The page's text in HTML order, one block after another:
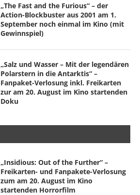
„The Fast and the Furious“ – der
Action-Blockbuster aus 2001 am 1.
September noch einmal im Kino (mit
Gewinnspiel)
„Salz und Wasser – Mit der legendären
Polarstern in die Antarktis“ –
Fanpaket-Verlosung inkl. Freikarten
zur am 20. August im Kino startenden
Doku
„Insidious: Out of the Further“ –
Freikarten- und Fanpakete-Verlosung
zum am 20. August im Kino
startenden Horrorfilm